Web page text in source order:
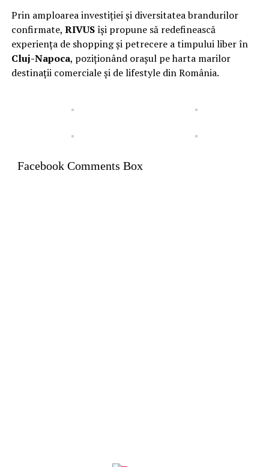
Prin amploarea investiției și diversitatea brandurilor
confirmate, RIVUSîși propune să redefinească
experiența de shopping și petrecere a timpului liber în
Cluj-Napoca, poziționând orașul pe harta marilor
destinații comerciale și de lifestyle din România.
Facebook Comments Box